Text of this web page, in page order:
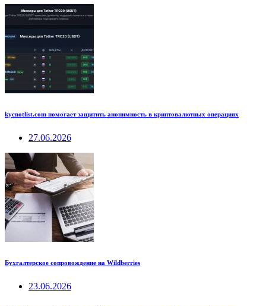
kycnotlist.com помогает защитить анонимность в криптовалютных операциях
27.06.2026
Бухгалтерское сопровождение на Wildberries
23.06.2026